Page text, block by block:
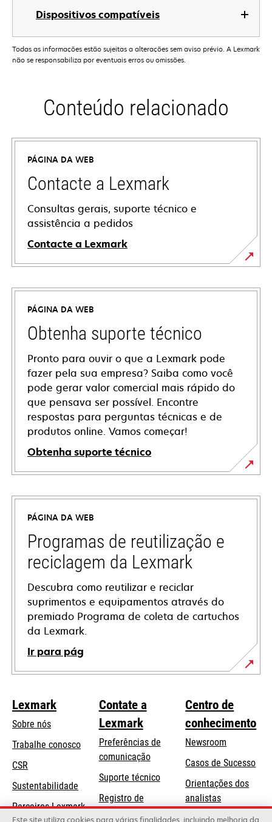
Dispositivos compatíveis
Todas as informações estão sujeitas a alterações sem aviso prévio. A Lexmark
não se responsabiliza por eventuais erros ou omissões.
Conteúdo relacionado
PÁGINA DA WEB
Contacte a Lexmark
Consultas gerais, suporte técnico e
assistência a pedidos
Contacte a Lexmark
PÁGINA DA WEB
Obtenha suporte técnico
Pronto para ouvir o que a Lexmark pode
fazer pela sua empresa? Saiba como você
pode gerar valor comercial mais rápido do
que pensava ser possível. Encontre
respostas para perguntas técnicas e de
produtos online. Vamos começar!
Obtenha suporte técnico
abre
em
nova
guia
PÁGINA DA WEB
Programas de reutilização e
reciclagem da Lexmark
Descubra como reutilizar e reciclar
suprimentos e equipamentos através do
premiado Programa de coleta de cartuchos
da Lexmark.
Ir para pág
Lexmark
Sobre nós
Trabalhe conosco
CSR
Sustentabilidade
Parceiros Lexmark
Contate a
Lexmark
Preferências de
comunicação
Suporte técnicoabre
uma
Registro de
produtos
Centro de
conhecimento
Newsroom
Casos de Sucesso
Orientações dos
analistas
Blog Lexmark
Este site utiliza cookies para várias finalidades, incluindo melhoria da